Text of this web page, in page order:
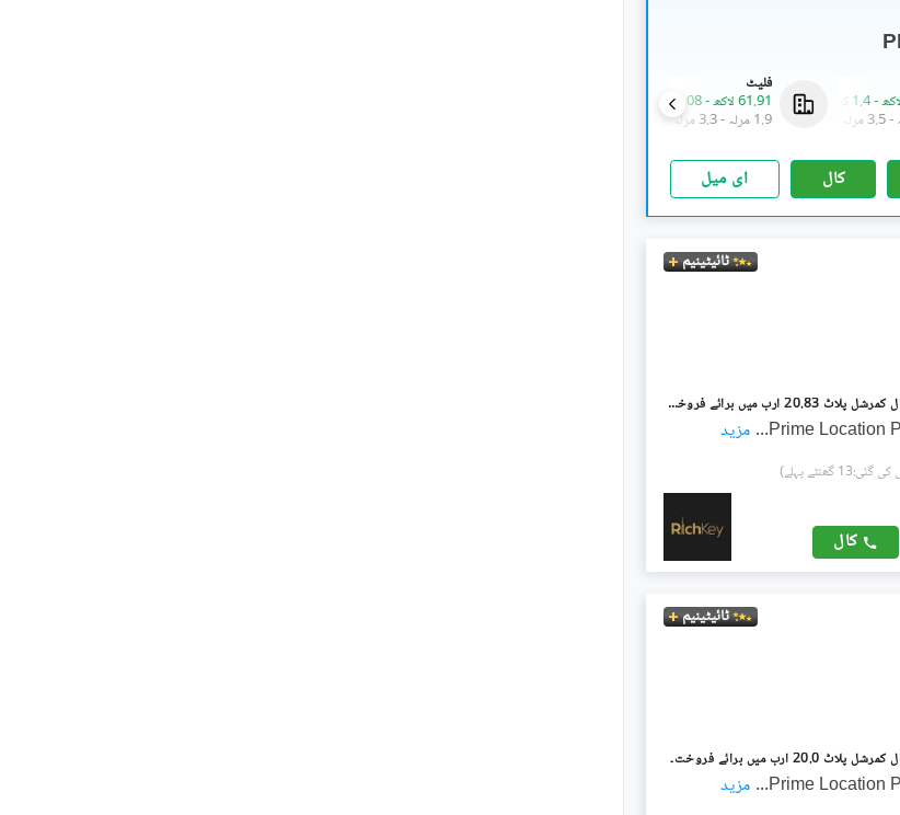
فلیٹ
61.91 لاکھ
-1.08 کروڑ
1.9 مرلہ
-3.3 مرلہ
-1.4 کروڑ
-3.5 مرلہ
کال ای میل
ٹائیٹینیم
ایف ۔ 8 اسلام آباد میں 1 کنال کمرشل پلاٹ 20.83 ارب میں برائے فروخت۔
Prime Location
... مزید
گھنٹے پہلے)
کال
ٹائیٹینیم
Prime Location
... مزید